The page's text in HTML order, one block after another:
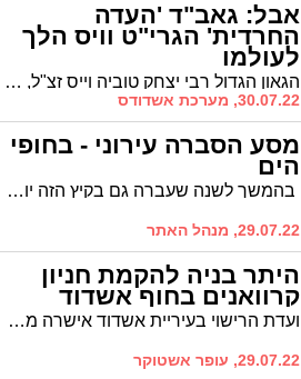
אבל: גאב"ד 'העדה
החרדית' הגרי"ט וויס הלך
לעולמו
הגאון הגדול רבי יצחק טוביה וייס זצ"ל, גאב"ד 'העדה החרדית' בירושלים ומורה דרכה במשך כשני עשורים. הלך לעולמו במהלך ליל השבת האחרונה. בן 95 היה בפטירתו.
30.07.22, מערכת אשדודס
מסע הסברה עירוני - בחופי
הים
בהמשך לשנה שעברה גם בקיץ הזה יוצאת עיריית אשדוד-מחלקת קיימות ואיכות הסביבה במסע הסברה חוויתי בחופי העיר
29.07.22, מנהל האתר
היתר בניה להקמת חניון
קרוואנים בחוף אשדוד
ועדת הרישוי בעיריית אשדוד אישרה מתן היתר בניה להקמת חניון קרוואנים בחוף אשדוד, סמוך לחוף מי עמי בשפך נחל לכיש. הקמת החניון היא חלק מתכנית פיתוח רצועת החוף באשדוד, ובסמוך לחניון הקרוואנים מתוכנן לקום פארק המים, שבימים אלה נמצא במכרז
29.07.22, עופר אשטוקר